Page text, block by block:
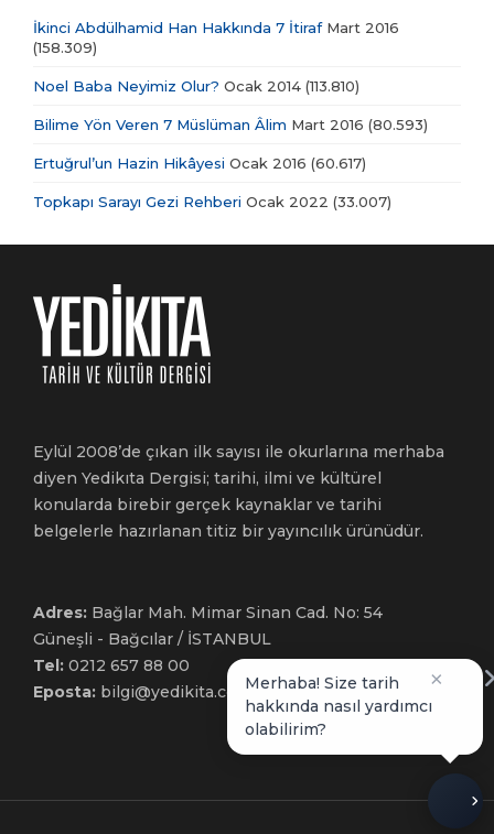
İkinci Abdülhamid Han Hakkında 7 İtirafMart 2016
(158.309)
Noel Baba Neyimiz Olur? Ocak 2014 (113.810)
Bilime Yön Veren 7 Müslüman Âlim Mart 2016 (80.593)
Ertuğrul’un Hazin Hikâyesi Ocak 2016 (60.617)
Topkapı Sarayı Gezi Rehberi Ocak 2022 (33.007)
Eylül 2008’de çıkan ilk sayısı ile okurlarına merhaba
diyen Yedikıta Dergisi; tarihi, ilmi ve kültürel
konularda birebir gerçek kaynaklar ve tarihi
belgelerle hazırlanan titiz bir yayıncılık ürünüdür.
Adres: Bağlar Mah. Mimar Sinan Cad. No: 54
Güneşli - Bağcılar / İSTANBUL
Tel: 0212 657 88 00
Eposta: bilgi@yedikita.com.tr
×
Merhaba! Size tarih
hakkında nasıl yardımcı
olabilirim?